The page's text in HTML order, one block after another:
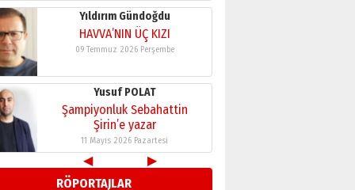
Yusuf POLAT
Şampiyonluk Sebahattin
Şirin’e yazar
11 Mayıs 2026 Pazartesi
Neşat YALÇIN
Paranın Aile Kültüründeki Yeri
03 Ağustos 2026 Pazartesi
Yıldırım Gündoğdu
HAVVA’NIN ÜÇ KIZI
◀
▶
RÖPORTAJLAR